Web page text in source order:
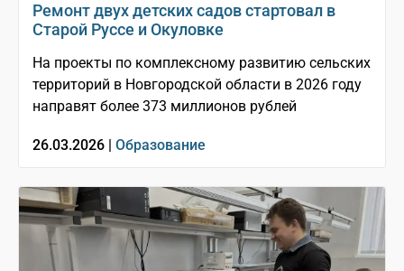
Ремонт двух детских садов стартовал в
Старой Руссе и Окуловке
На проекты по комплексному развитию сельских
территорий в Новгородской области в 2026 году
направят более 373 миллионов рублей
26.03.2026 | Образование